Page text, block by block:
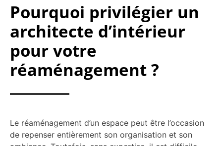
Pourquoi privilégier un
architecte d’intérieur
pour votre
réaménagement ?
Le réaménagement d’un espace peut être l’occasion
de repenser entièrement son organisation et son